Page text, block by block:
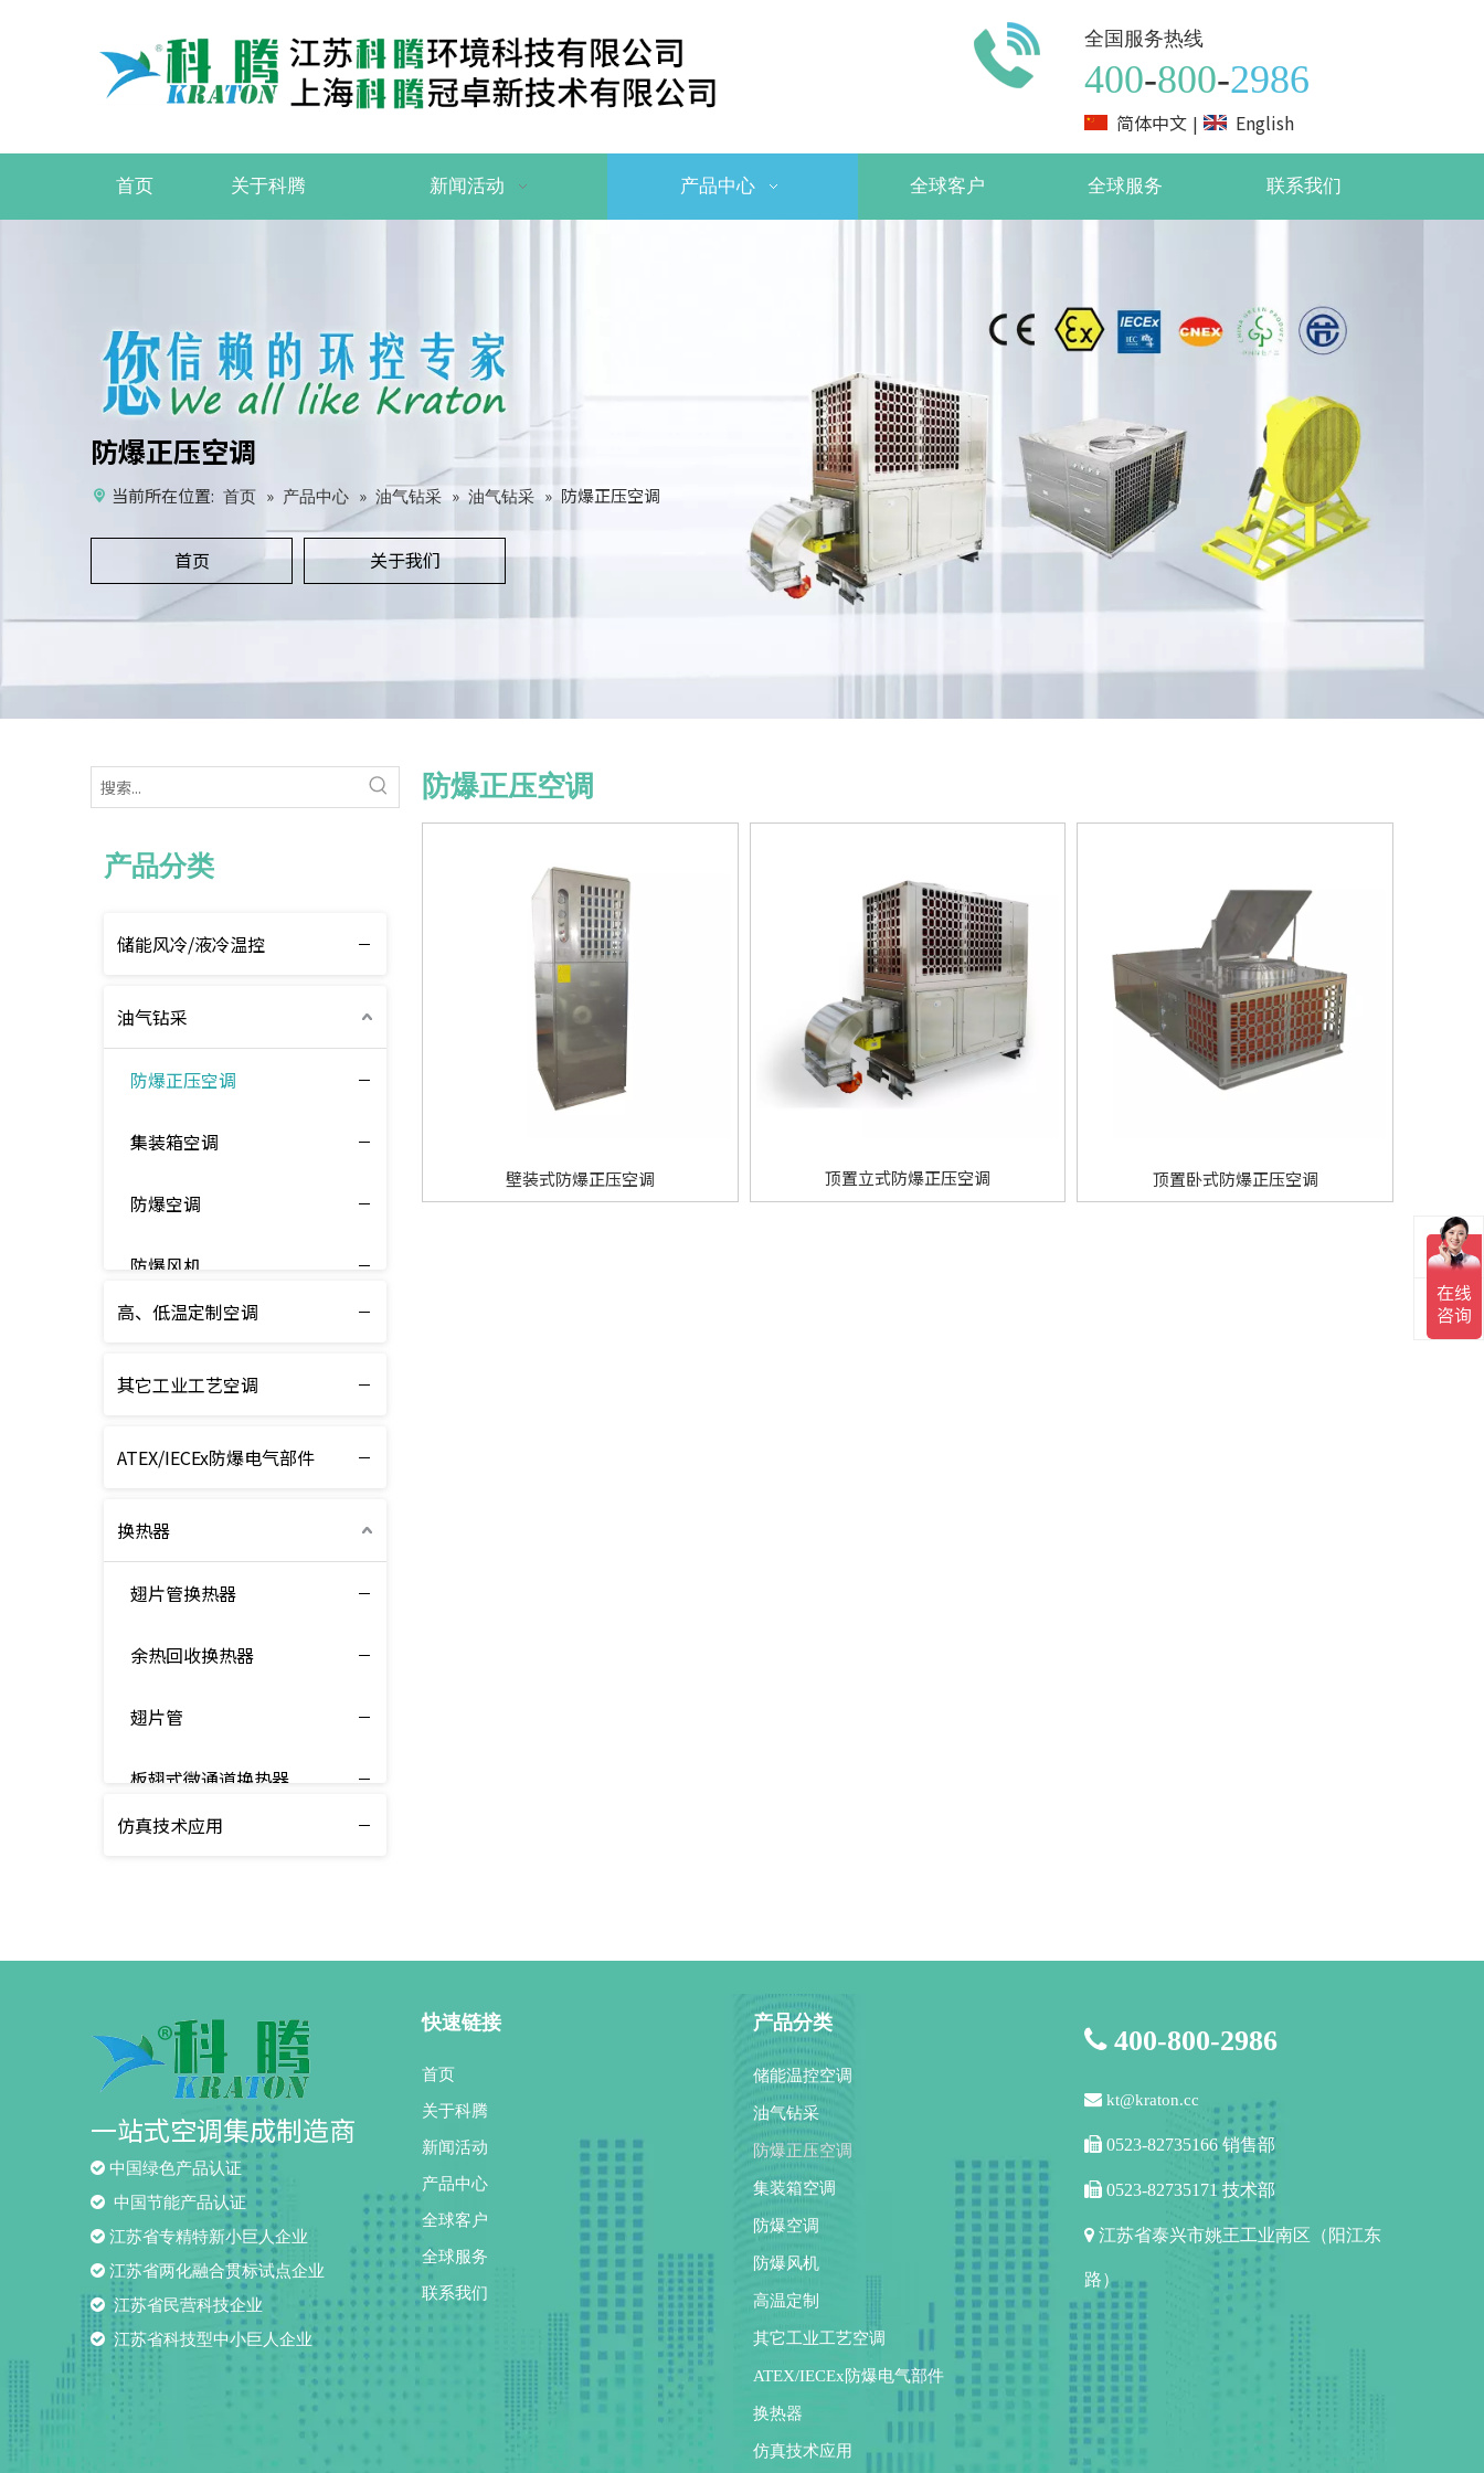
全国服务热线
400-800-2986
简体中文 | English
首页 关于科腾 新闻活动 产品中心 全球客户 全球服务 联系我们
防爆正压空调
当前所在位置: 首页 » 产品中心 » 油气钻采 » 油气钻采 » 防爆正压空调
首页 关于我们
产品分类
储能风冷/液冷温控
油气钻采
防爆正压空调
集装箱空调
防爆空调
防爆风机
高、低温定制空调
其它工业工艺空调
ATEX/IECEx防爆电气部件
换热器
翅片管换热器
余热回收换热器
翅片管
板翅式微通道换热器
风洞换热器
仿真技术应用
防爆正压空调
壁装式防爆正压空调 顶置立式防爆正压空调 顶置卧式防爆正压空调
一站式空调集成制造商
 中国绿色产品认证
 中国节能产品认证
 江苏省专精特新小巨人企业
 江苏省两化融合贯标试点企业
 江苏省民营科技企业
江苏省科技型中小巨人企业
快速链接
首页
关于科腾
新闻活动
产品中心
全球客户
全球服务
联系我们
产品分类
储能温控空调
油气钻采
防爆正压空调
集装箱空调
防爆空调
防爆风机
高温定制
其它工业工艺空调
ATEX/IECEx防爆电气部件
换热器
仿真技术应用
 400-800-2986
 kt@kraton.cc
 0523-82735166 销售部
 0523-82735171 技术部
 江苏省泰兴市姚王工业南区（阳江东
路）
电话
邮箱